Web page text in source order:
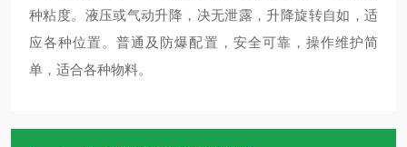
种粘度。液压或气动升降，决无泄露，升降旋转自如，适
应各种位置。普通及防爆配置，安全可靠，操作维护简
单，适合各种物料。